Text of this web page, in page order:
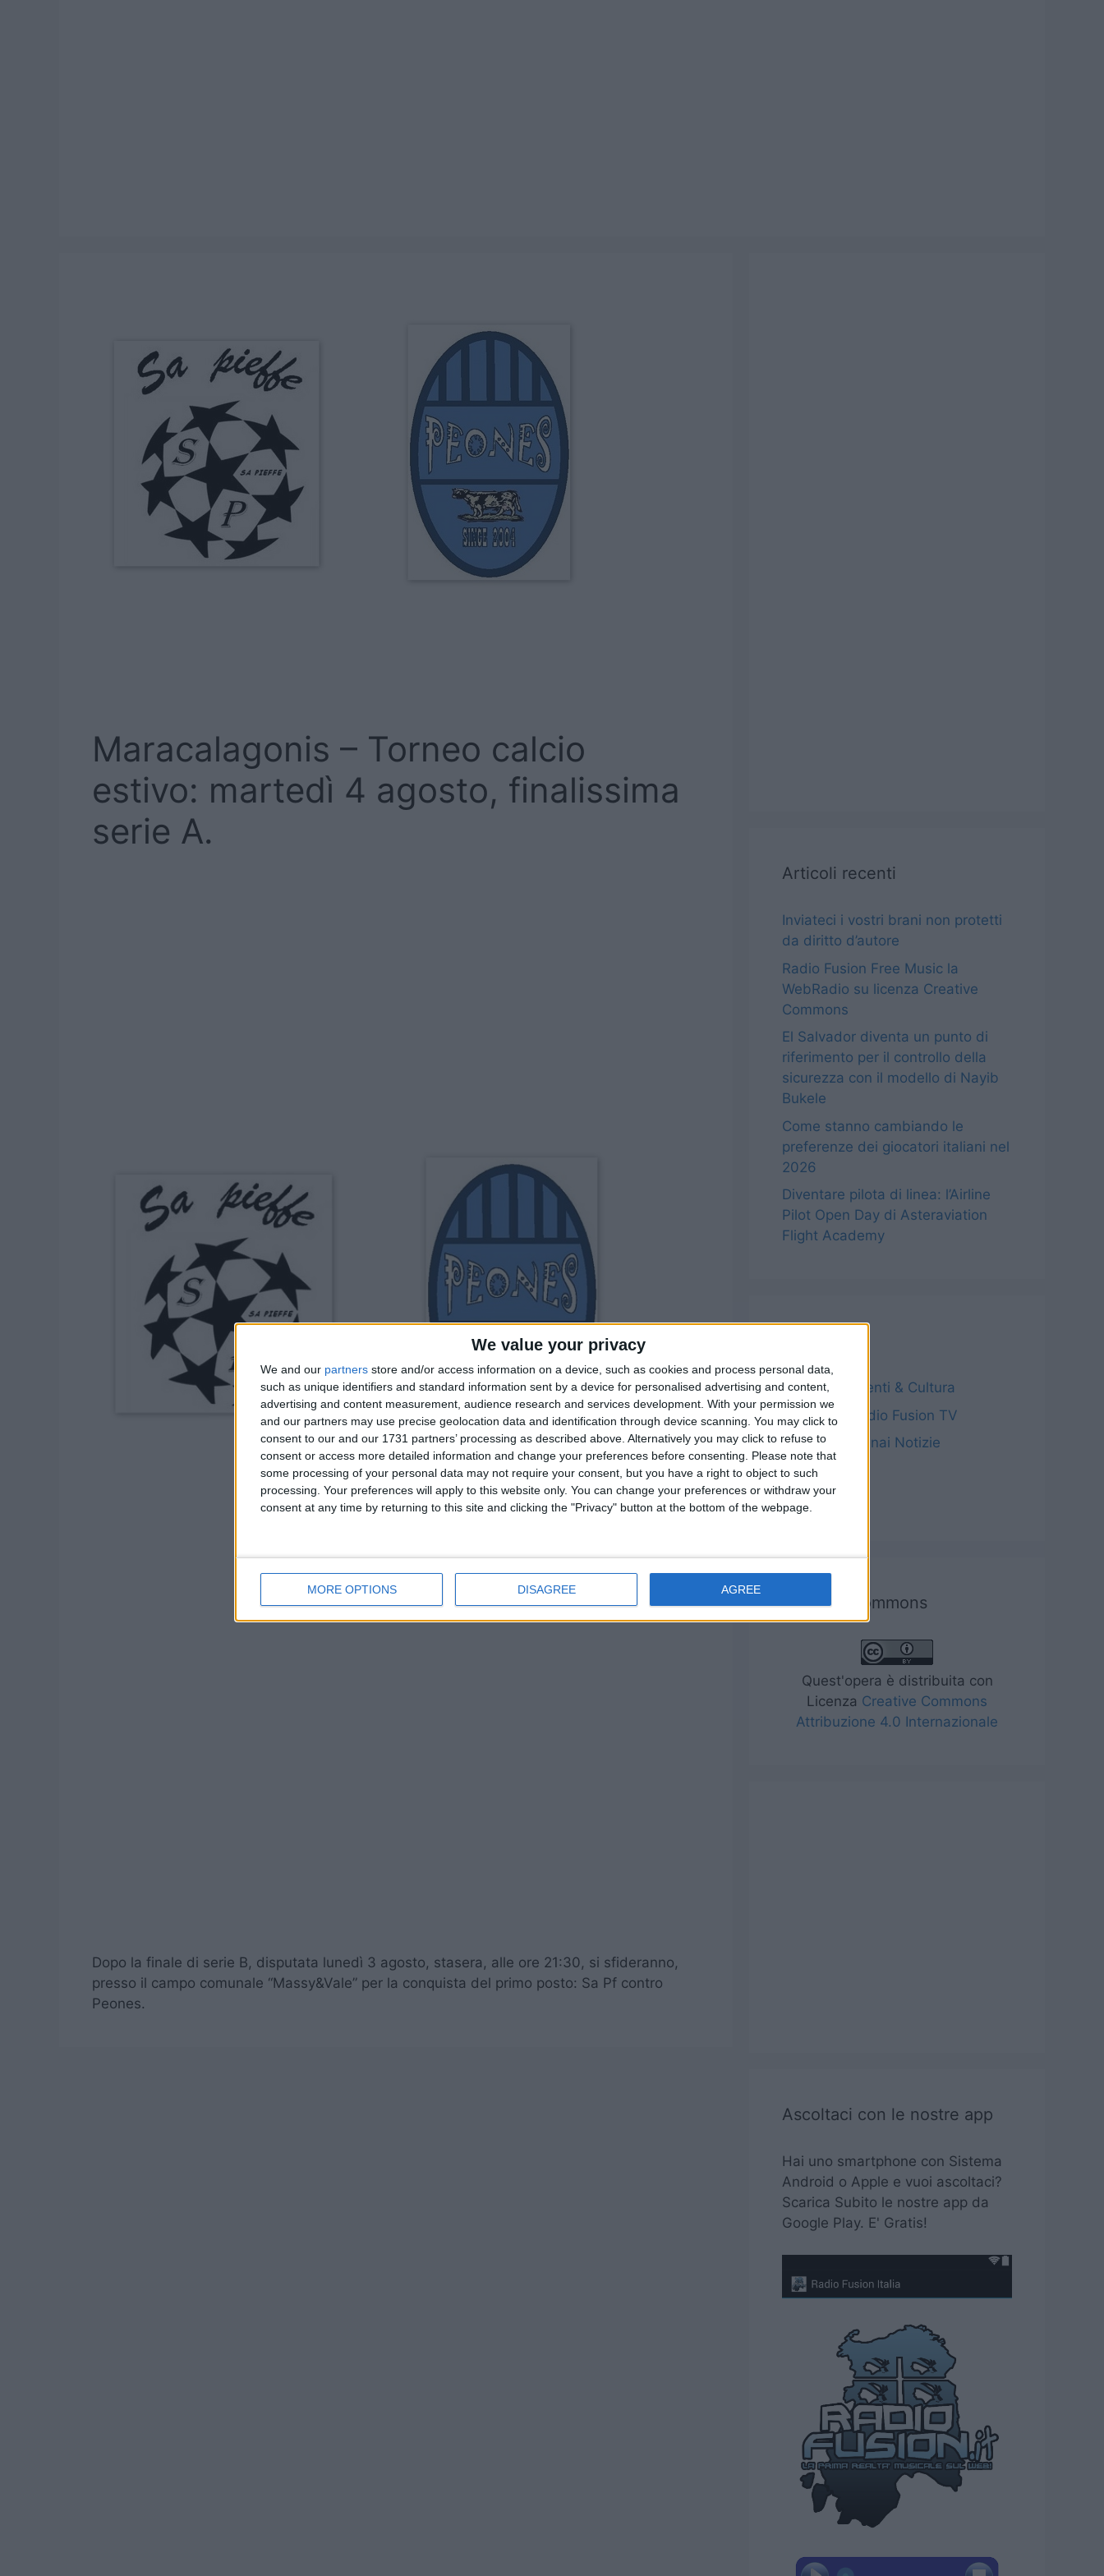
We value your privacy
We and our partners store and/or access information on a device, such as cookies and process personal data,
such as unique identifiers and standard information sent by a device for personalised advertising and content,
advertising and content measurement, audience research and services development. With your permission we
and our partners may use precise geolocation data and identification through device scanning. You may click to
consent to our and our 1731 partners’ processing as described above. Alternatively you may click to refuse to
consent or access more detailed information and change your preferences before consenting.
Please note that
some processing of your personal data may not require your consent, but you have a right to object to such
processing. Your preferences will apply to this website only. You can change your preferences or withdraw your
consent at any time by returning to this site and clicking the "Privacy" button at the bottom of the webpage.
MORE OPTIONS DISAGREE AGREE
Maracalagonis – Torneo calcio
estivo: martedì 4 agosto, finalissima
serie A.
Dopo la finale di serie B, disputata lunedì 3 agosto, stasera, alle ore 21:30, si sfideranno,
presso il campo comunale “Massy&Vale” per la conquista del primo posto: Sa Pf contro
Peones.
Articoli recenti
Inviateci i vostri brani non protetti
da diritto d’autore
Radio Fusion Free Music la
WebRadio su licenza Creative
Commons
El Salvador diventa un punto di
riferimento per il controllo della
sicurezza con il modello di Nayib
Bukele
Come stanno cambiando le
preferenze dei giocatori italiani nel
2026
Diventare pilota di linea: l’Airline
Pilot Open Day di Asteraviation
Flight Academy
Archivio – Eventi & Cultura
Archivio – Radio Fusion TV
Archivio – Sinnai Notizie
Notizie
Tecnologia
Creative commons
Quest'opera è distribuita con
Licenza Creative Commons
Attribuzione 4.0 Internazionale
Ascoltaci con le nostre app
Hai uno smartphone con Sistema
Android o Apple e vuoi ascoltaci?
Scarica Subito le nostre app da
Google Play. E' Gratis!